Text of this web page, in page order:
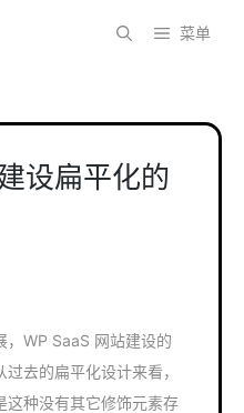
菜单
设扁平化的
，WP SaaS 网站建设的
去的扁平化设计来看，
这种没有其它修饰元素存